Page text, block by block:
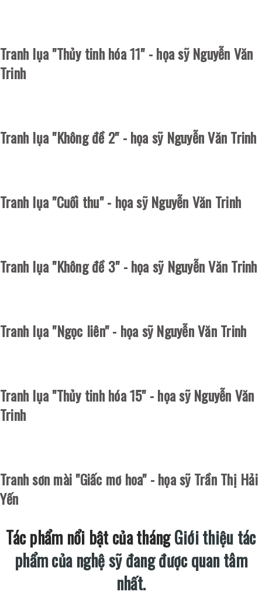
Tranh lụa "Thủy tinh hóa 11" - họa sỹ Nguyễn Văn
Trinh
Tranh lụa "Không đề 2" - họa sỹ Nguyễn Văn Trinh
Tranh lụa "Cuối thu" - họa sỹ Nguyễn Văn Trinh
Tranh lụa "Không đề 3" - họa sỹ Nguyễn Văn Trinh
Tranh lụa "Ngọc liên" - họa sỹ Nguyễn Văn Trinh
Tranh lụa "Thủy tinh hóa 15" - họa sỹ Nguyễn Văn
Trinh
Tranh sơn mài "Giấc mơ hoa" - họa sỹ Trần Thị Hải
Yến
Tác phẩm nổi bật của thángGiới thiệu tác
phẩm của nghệ sỹ đang được quan tâm
nhất.